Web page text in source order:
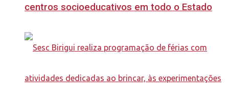
centros socioeducativos em todo o Estado